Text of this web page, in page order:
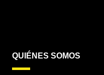
QUIÉNES SOMOS